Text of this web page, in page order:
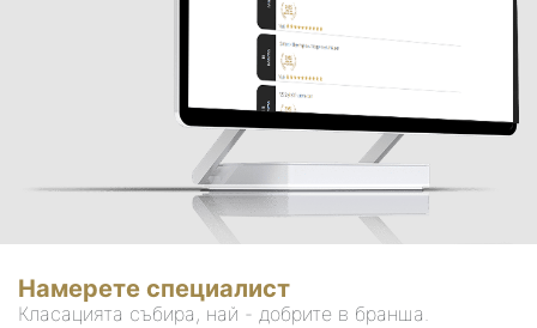
Намерете специалист
Класацията събира, най - добрите в бранша.